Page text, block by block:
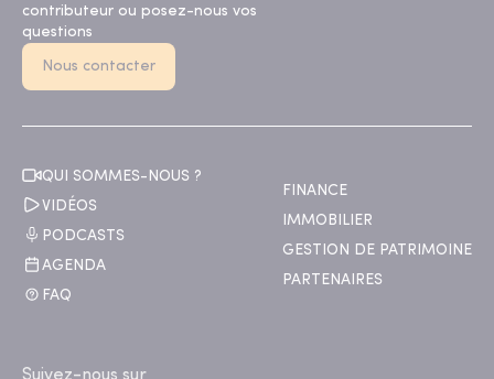
contributeur ou posez-nous vos
questions
Nous contacter
QUI SOMMES-NOUS ?
VIDÉOS
PODCASTS
AGENDA
FAQ
FINANCE
IMMOBILIER
GESTION DE PATRIMOINE
PARTENAIRES
Suivez-nous sur